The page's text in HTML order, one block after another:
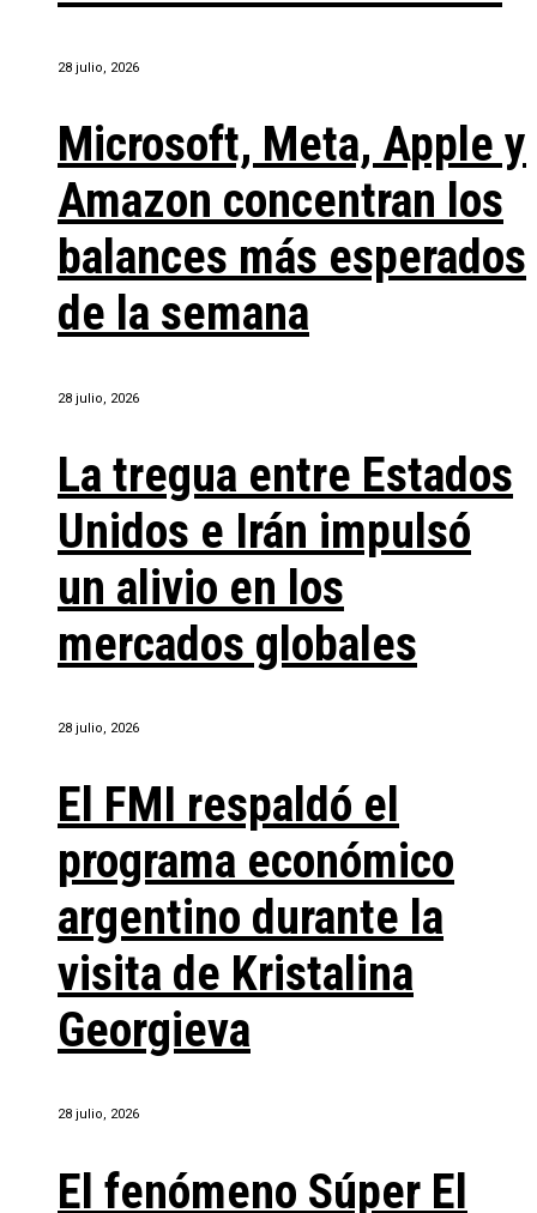
28 julio, 2026
Microsoft, Meta, Apple y
Amazon concentran los
balances más esperados
de la semana
28 julio, 2026
La tregua entre Estados
Unidos e Irán impulsó
un alivio en los
mercados globales
28 julio, 2026
El FMI respaldó el
programa económico
argentino durante la
visita de Kristalina
Georgieva
28 julio, 2026
El fenómeno Súper El